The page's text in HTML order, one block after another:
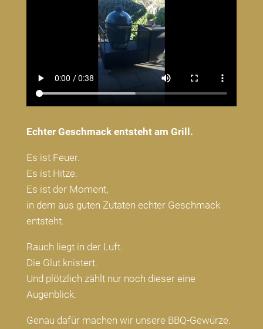
Echter Geschmack entsteht am Grill.
Es ist Feuer.
Es ist Hitze.
Es ist der Moment,
in dem aus guten Zutaten echter Geschmack
entsteht.
Rauch liegt in der Luft.
Die Glut knistert.
Und plötzlich zählt nur noch dieser eine
Augenblick.
Genau dafür machen wir unsere BBQ-Gewürze.